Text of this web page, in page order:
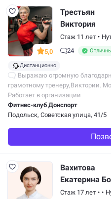
5,0
Трестьян
Виктория
Стаж 11 лет •
24
Дистанционно
Выражаю огромную
грамотному тренеру,Виктории.
с групповых занятий и я увидела
человека! Виктория умеет…
Работает в организации
Фитнес-клуб Донcпорт
Подольск, Советская улица, 41/5
Вахитова
Екатерина
Стаж 17 лет • •